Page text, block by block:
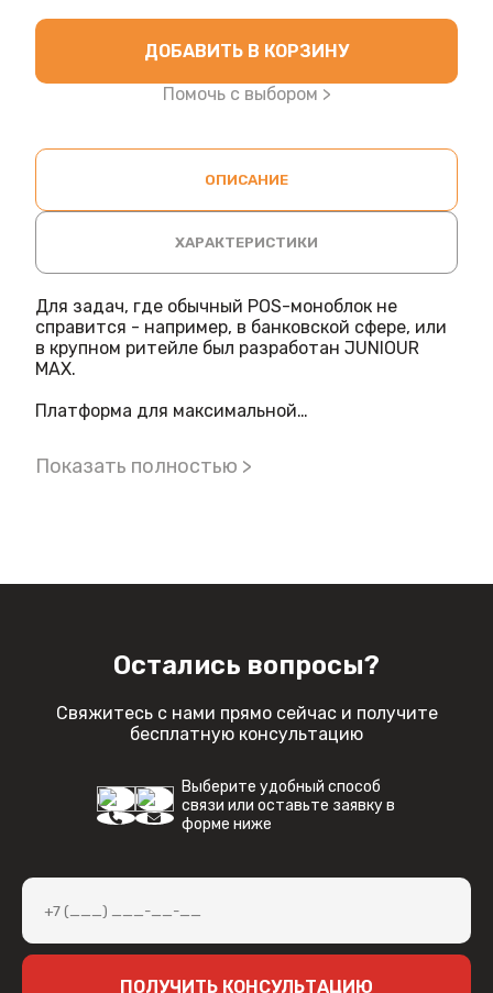
ДОБАВИТЬ В КОРЗИНУ
Помочь с выбором >
ОПИСАНИЕ
ХАРАКТЕРИСТИКИ
Для задач, где обычный POS-моноблок не
справится - например, в банковской сфере, или
в крупном ритейле был разработан JUNIOUR
MAX.
Платформа для максимальной
действительно актуальное компьютерное
раскладе.
JUNIOUR MAX - оснащается в базе SSD формата
M2 (NVME) на 128 GB - с запасом для торговли и
сферы услуг
Также, в базе установлено 8GB (DDR4)
оперативной памяти.
Всё это богатство спрятано в красивом
клиентам во всех сферах. Корпус оборудован
VESA-креплением, которое идет в базовой
Показать полностью >
Остались вопросы?
Свяжитесь с нами прямо сейчас и получите
бесплатную консультацию
Выберите удобный способ
связи или оставьте заявку в
форме ниже
ПОЛУЧИТЬ КОНСУЛЬТАЦИЮ